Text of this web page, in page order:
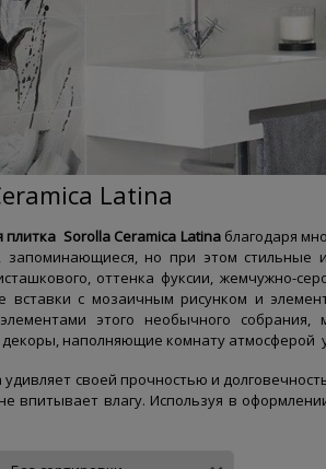
Latina
плитка Sorolla Ceramica Latinaблагодаря
запоминающиеся, но при этом стильные
оттенка фуксии, жемчужно-
вставки с мозаичным рисунком и
этого необычного
наполняющие комнату атмосферой
удивляет своей прочностью и
впитывает влагу. Используя в